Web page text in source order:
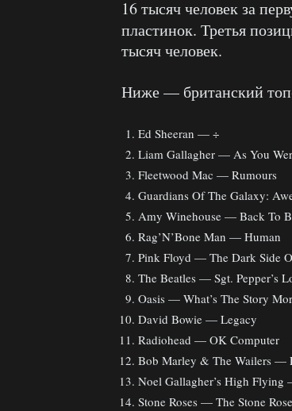
16 тысяч человек за
пластинок. Третья
тысяч человек.
Ниже — британский
Ed Sheeran — ÷
Liam Gallagher — As You
Fleetwood Mac — Rumours
Guardians Of The Galaxy:
Amy Winehouse — Back To
Rag’N’Bone Man — Human
Pink Floyd — The Dark Side
The Beatles — Sgt. Pepper’s
Oasis — What’s The Story
David Bowie — Legacy
Radiohead — OK Computer
Bob Marley & The Wailers —
Noel Gallagher’s High
Stone Roses — The Stone